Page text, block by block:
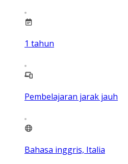
1 tahun
Pembelajaran jarak jauh
Bahasa inggris, Italia